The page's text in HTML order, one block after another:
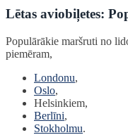
Lētas aviobiļetes:
Populārākie maršruti no
piemēram,
Londonu,
Oslo,
Helsinkiem,
Berlīni,
Stokholmu.